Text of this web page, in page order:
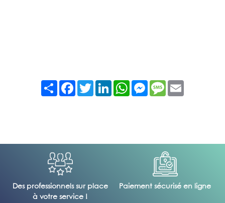
Partager FacebookTwitter LinkedIn WhatsAppMessengerMessage
Des professionnels sur place
à votre service !
Paiement sécurisé en ligne